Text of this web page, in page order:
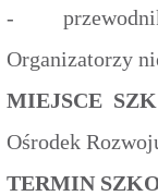
- przewodnik
Organizatorzy
MIEJSCE
Ośrodek
TERMIN